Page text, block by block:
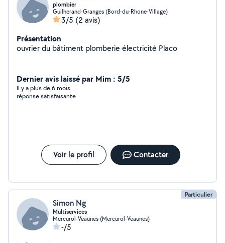
plombier
Guilherand-Granges (Bord-du-Rhone-Village)
3/5 (2 avis)
Présentation
ouvrier du bâtiment plomberie électricité Placo
Dernier avis laissé par Mim : 5/5
Il y a plus de 6 mois
réponse satisfaisante
Voir le profil Contacter
Particulier
Simon Ng
Multiservices
Mercurol-Veaunes (Mercurol-Veaunes)
-/5